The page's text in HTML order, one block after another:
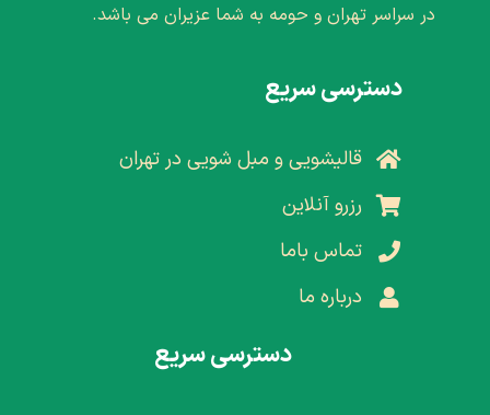
در سراسر تهران و حومه به شما عزیران می باشد.
دسترسی سریع
قالیشویی و مبل شویی در تهران
رزرو آنلاین
تماس باما
درباره ما
دسترسی سریع